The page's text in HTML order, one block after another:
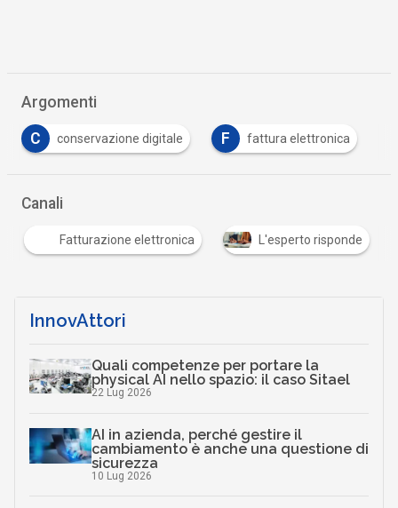
Argomenti
C conservazione digitale F fattura elettronica
Canali
Fatturazione elettronica L'esperto risponde
InnovAttori
Quali competenze per portare la
physical AI nello spazio: il caso Sitael
22 Lug 2026
AI in azienda, perché gestire il
cambiamento è anche una questione di
sicurezza
10 Lug 2026